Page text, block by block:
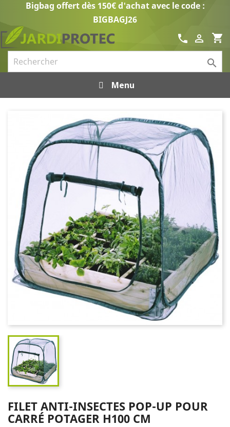
Bigbag offert dès 150€ d'achat avec le code :
BIGBAGJ26
shopping_cart

call

Menu
FILET ANTI-INSECTES POP-UP POUR
CARRÉ POTAGER H100 CM